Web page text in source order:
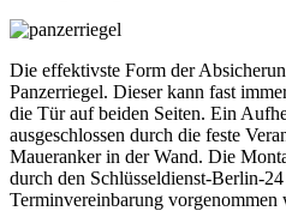
Die effektivste Form der
Panzerriegel. Dieser kann fast
die Tür auf beiden Seiten. Ein
ausgeschlossen durch die feste
Maueranker in der Wand. Die
durch den Schlüsseldienst-Berlin-
Terminvereinbarung vorgenommen